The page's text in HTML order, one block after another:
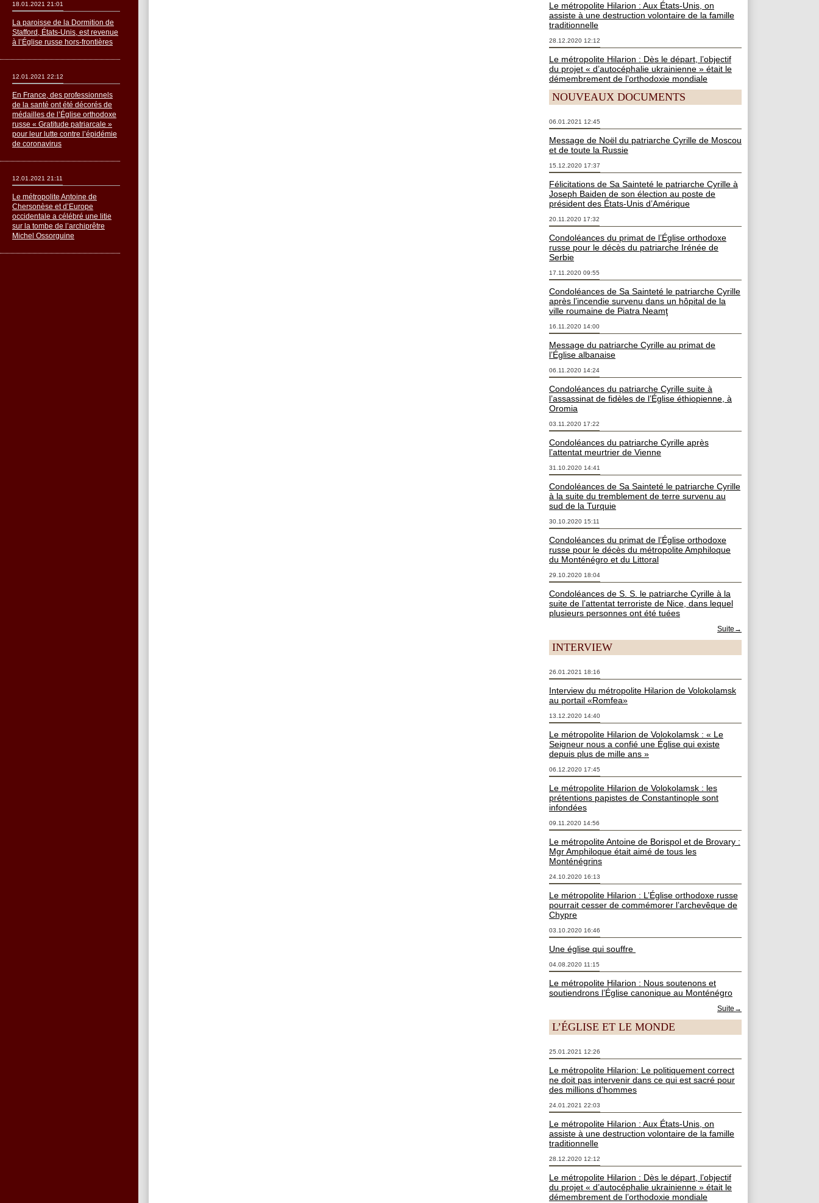
Le métropolite Hilarion : Aux États-Unis, on
assiste à une destruction volontaire de la famille
traditionnelle
28.12.2020 12:12
Le métropolite Hilarion : Dès le départ, l’objectif
du projet « d’autocéphalie ukrainienne » était le
démembrement de l’orthodoxie mondiale
NOUVEAUX DOCUMENTS
06.01.2021 12:45
Message de Noël du patriarche Cyrille de Moscou
et de toute la Russie
15.12.2020 17:37
Félicitations de Sa Sainteté le patriarche Cyrille à
Joseph Baiden de son élection au poste de
président des États-Unis d’Amérique
20.11.2020 17:32
Condoléances du primat de l’Église orthodoxe
russe pour le décès du patriarche Irénée de
Serbie
17.11.2020 09:55
Condoléances de Sa Sainteté le patriarche Cyrille
après l’incendie survenu dans un hôpital de la
ville roumaine de Piatra Neamţ
16.11.2020 14:00
Message du patriarche Cyrille au primat de
l’Église albanaise
06.11.2020 14:24
Condoléances du patriarche Cyrille suite à
l’assassinat de fidèles de l’Église éthiopienne, à
Oromia
03.11.2020 17:22
Condoléances du patriarche Cyrille après
l’attentat meurtrier de Vienne
31.10.2020 14:41
Condoléances de Sa Sainteté le patriarche Cyrille
à la suite du tremblement de terre survenu au
sud de la Turquie
30.10.2020 15:11
Condoléances du primat de l’Église orthodoxe
russe pour le décès du métropolite Amphiloque
du Monténégro et du Littoral
29.10.2020 18:04
Condoléances de S. S. le patriarche Cyrille à la
suite de l’attentat terroriste de Nice, dans lequel
plusieurs personnes ont été tuées
Suite→
INTERVIEW
26.01.2021 18:16
Interview du métropolite Hilarion de Volokolamsk
au portail «Romfea»
13.12.2020 14:40
Le métropolite Hilarion de Volokolamsk : « Le
Seigneur nous a confié une Église qui existe
depuis plus de mille ans »
06.12.2020 17:45
Le métropolite Hilarion de Volokolamsk : les
prétentions papistes de Constantinople sont
infondées
09.11.2020 14:56
Le métropolite Antoine de Borispol et de Brovary :
Mgr Amphiloque était aimé de tous les
Monténégrins
24.10.2020 16:13
Le métropolite Hilarion : L’Église orthodoxe russe
pourrait cesser de commémorer l’archevêque de
Chypre
03.10.2020 16:46
Une église qui souffre
04.08.2020 11:15
Le métropolite Hilarion : Nous soutenons et
soutiendrons l’Église canonique au Monténégro
Suite→
L’ÉGLISE ET LE MONDE
25.01.2021 12:26
Le métropolite Hilarion: Le politiquement correct
ne doit pas intervenir dans ce qui est sacré pour
des millions d’hommes
24.01.2021 22:03
Le métropolite Hilarion : Aux États-Unis, on
assiste à une destruction volontaire de la famille
traditionnelle
28.12.2020 12:12
Le métropolite Hilarion : Dès le départ, l’objectif
du projet « d’autocéphalie ukrainienne » était le
démembrement de l’orthodoxie mondiale
18.01.2021 21:01
La paroisse de la Dormition de
Stafford, États-Unis, est revenue
à l’Église russe hors-frontières
12.01.2021 22:12
En France, des professionnels
de la santé ont été décorés de
médailles de l’Église orthodoxe
russe « Gratitude patriarcale »
pour leur lutte contre l’épidémie
de coronavirus
12.01.2021 21:11
Le métropolite Antoine de
Chersonèse et d’Europe
occidentale a célébré une litie
sur la tombe de l’archiprêtre
Michel Ossorguine